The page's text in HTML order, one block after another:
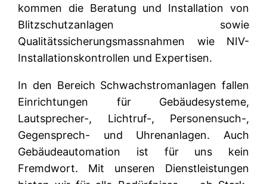
kommen die Beratung und Installation von
Blitzschutzanlagen sowie
Qualitätssicherungsmassnahmen wie NIV-
Installationskontrollen und Expertisen.
In den Bereich Schwachstromanlagen fallen
Einrichtungen für Gebäudesysteme,
Lautsprecher-, Lichtruf-, Personensuch-,
Gegensprech- und Uhrenanlagen. Auch
Gebäudeautomation ist für uns kein
Fremdwort. Mit unseren Dienstleistungen